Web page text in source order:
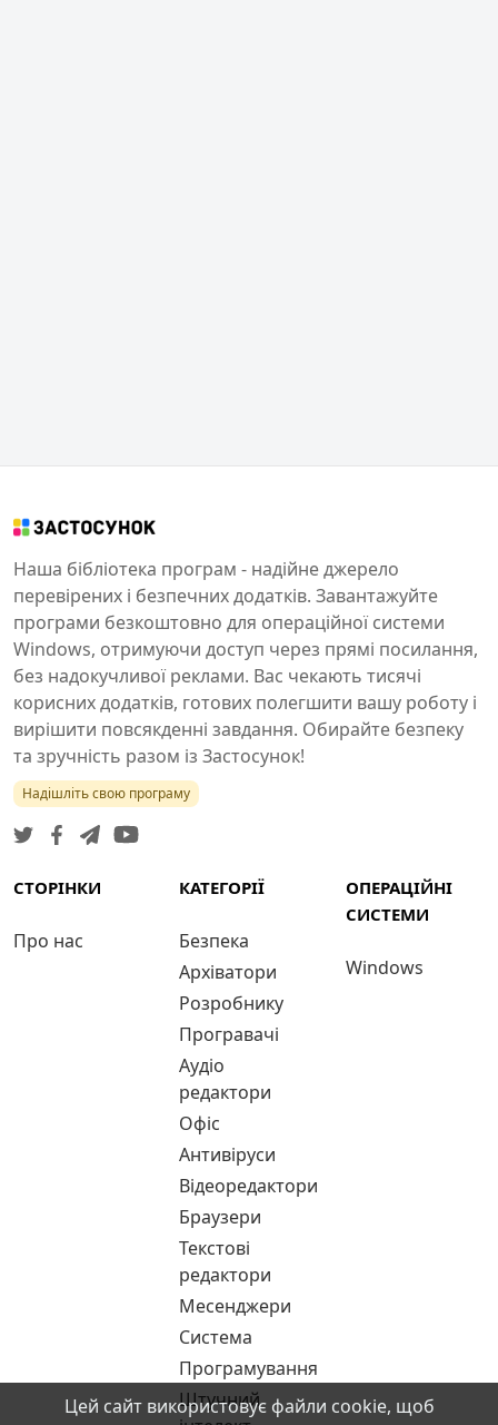
Наша бібліотека програм - надійне джерело
перевірених і безпечних додатків. Завантажуйте
програми безкоштовно для операційної системи
Windows, отримуючи доступ через прямі посилання,
без надокучливої реклами. Вас чекають тисячі
корисних додатків, готових полегшити вашу роботу і
вирішити повсякденні завдання. Обирайте безпеку
та зручність разом із Застосунок!
Надішліть свою програму
СТОРІНКИ
Про нас
КАТЕГОРІЇ
Безпека
Архіватори
Розробнику
Програвачі
Аудіо
редактори
Офіс
Антивіруси
Відеоредактори
Браузери
Текстові
редактори
Месенджери
Система
Програмування
Штучний
ОПЕРАЦІЙНІ
СИСТЕМИ
Windows
Цей сайт використовує файли cookie, щоб